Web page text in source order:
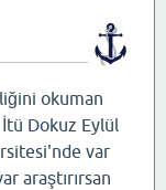
okuman
Dokuz Eylül
var
araştırırsan